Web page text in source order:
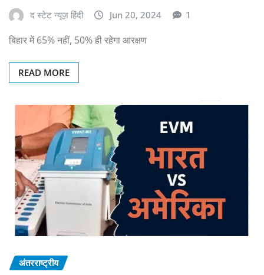
द स्टेट न्यूज़ हिंदी Jun 20, 2024 1
बिहार में 65% नहीं, 50% ही रहेगा आरक्षण
READ MORE
अंतरराष्ट्रीय